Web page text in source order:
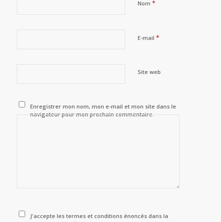
Nom *
E-mail *
Site web
Enregistrer mon nom, mon e-mail et mon site dans le
navigateur pour mon prochain commentaire.
J'accepte les termes et conditions énoncés dans la